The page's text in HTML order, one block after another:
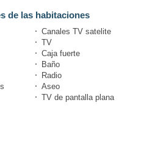
de las habitaciones
Canales TV satelite
TV
Caja fuerte
Baño
Radio
Aseo
TV de pantalla plana